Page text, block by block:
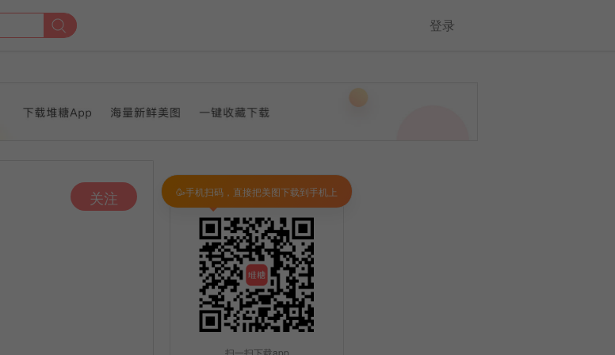
登录
关注
扫一扫下载app
🥳手机扫码，直接把美图下载到手机上